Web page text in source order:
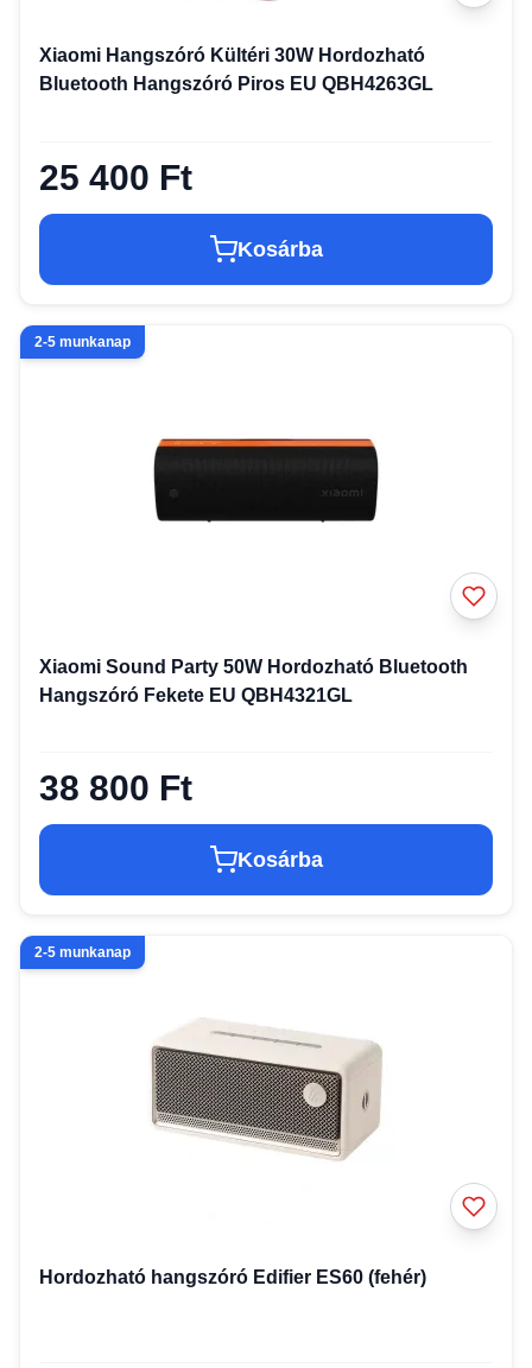
Xiaomi Hangszóró Kültéri 30W Hordozható
Bluetooth Hangszóró Piros EU QBH4263GL
25 400 Ft
Kosárba
2-5 munkanap
Xiaomi Sound Party 50W Hordozható Bluetooth
Hangszóró Fekete EU QBH4321GL
38 800 Ft
Kosárba
2-5 munkanap
Hordozható hangszóró Edifier ES60 (fehér)